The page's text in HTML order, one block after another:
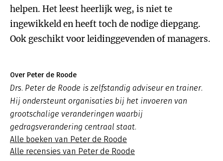
helpen. Het leest heerlijk weg, is niet te
ingewikkeld en heeft toch de nodige diepgang.
Ook geschikt voor leidinggevenden of managers.
Over Peter de Roode
Drs. Peter de Roode is zelfstandig adviseur en trainer.
Hij ondersteunt organisaties bij het invoeren van
grootschalige veranderingen waarbij
gedragsverandering centraal staat.
Alle boeken van Peter de Roode
Alle recensies van Peter de Roode